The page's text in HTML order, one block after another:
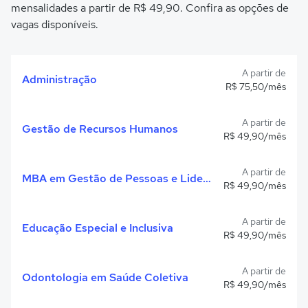
mensalidades a partir de R$ 49,90. Confira as opções de
vagas disponíveis.
Administração
A partir de
R$ 75,50/mês
Gestão de Recursos Humanos
A partir de
R$ 49,90/mês
MBA em Gestão de Pessoas e Liderança
A partir de
R$ 49,90/mês
Educação Especial e Inclusiva
A partir de
R$ 49,90/mês
Odontologia em Saúde Coletiva
A partir de
R$ 49,90/mês